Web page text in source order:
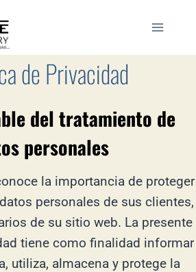
de Privacidad
del tratamiento de
personales
la importancia de proteger
personales de sus clientes,
de su sitio web. La presente
tiene como finalidad informar
utiliza, almacena y protege la